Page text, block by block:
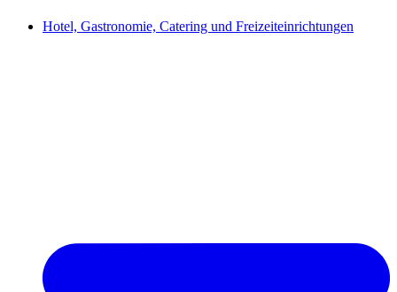
Hotel, Gastronomie, Catering und Freizeiteinrichtungen